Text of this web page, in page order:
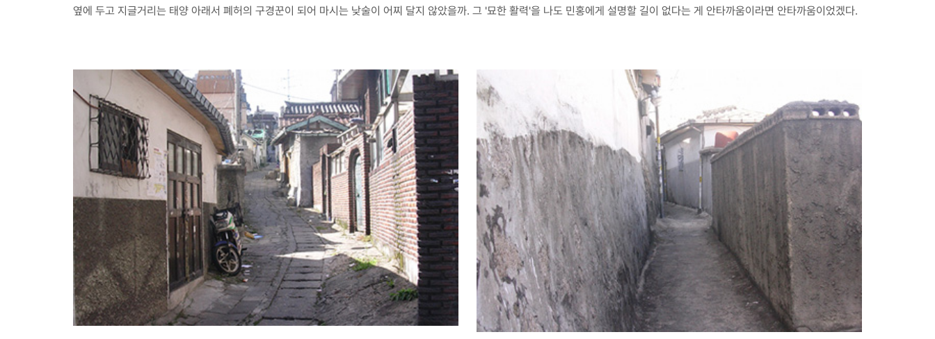
옆에 두고 지글거리는 태양 아래서 폐허의 구경꾼이 되어 마시는 낮술이 어찌 달지 않았을까. 그 '묘한 활력'을 나도 민홍에게 설명할 길이 없다는 게 안타까움이라면 안타까움이었겠다.